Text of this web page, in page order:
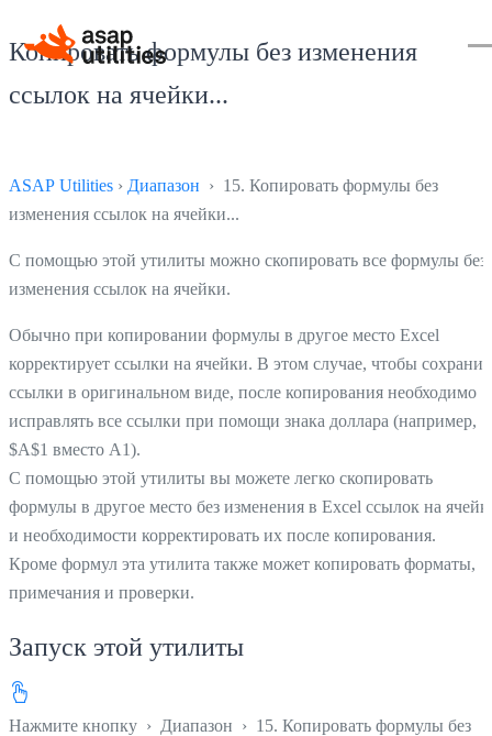
Копировать формулы без изменения
ссылок на ячейки...
ASAP Utilities › Диапазон › 15. Копировать формулы без
изменения ссылок на ячейки...
С помощью этой утилиты можно скопировать все формулы без
изменения ссылок на ячейки.
Обычно при копировании формулы в другое место Excel
корректирует ссылки на ячейки. В этом случае, чтобы
ссылки в оригинальном виде, после копирования необходимо
исправлять все ссылки при помощи знака доллара (например,
$A$1 вместо А1).
С помощью этой утилиты вы можете легко скопировать
формулы в другое место без изменения в Excel ссылок на
и необходимости корректировать их после копирования.
Кроме формул эта утилита также может копировать форматы,
примечания и проверки.
Запуск этой утилиты
Нажмите кнопку › Диапазон › 15. Копировать формулы без